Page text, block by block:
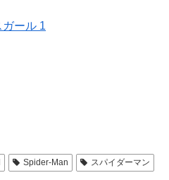
ール 1
Spider-Man
スパイダーマン